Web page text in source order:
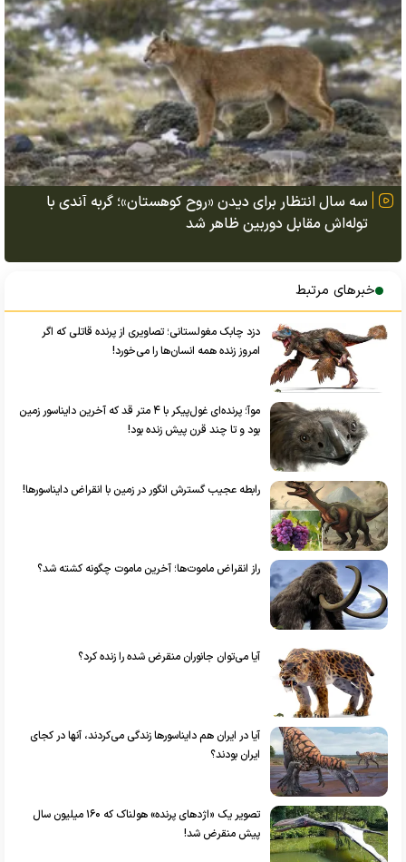
سه سال انتظار برای دیدن «روح کوهستان»؛ گربه آندی با
توله‌اش مقابل دوربین ظاهر شد
خبرهای مرتبط
دزد چابک مغولستانی؛ تصاویری از پرنده قاتلی که اگر
امروز زنده همه انسان‌ها را می‌خورد!
موآ؛ پرنده‌ای غول‌پیکر با ۴ متر قد که آخرین دایناسور زمین
بود و تا چند قرن پیش زنده بود!
رابطه عجیب گسترش انگور در زمین با انقراض دایناسور‌ها!
راز انقراض ماموت‌ها؛ آخرین ماموت چگونه کشته شد؟
آیا می‌توان جانوران منقرض شده را زنده کرد؟
آیا در ایران هم دایناسورها زندگی می‌کردند، آنها در کجای
ایران بودند؟
تصویر یک «اژد‌های پرنده» هولناک که ۱۶۰ میلیون سال
پیش منقرض شد!